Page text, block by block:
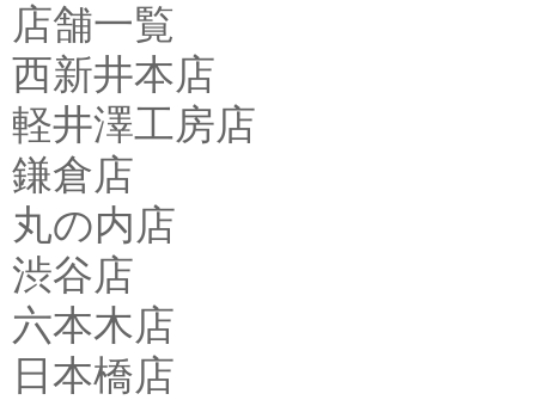
店舗一覧
西新井本店
軽井澤工房店
鎌倉店
丸の内店
渋谷店
六本木店
日本橋店